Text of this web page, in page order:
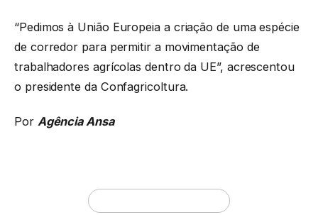
“Pedimos à União Europeia a criação de uma espécie
de corredor para permitir a movimentação de
trabalhadores agrícolas dentro da UE”, acrescentou
o presidente da Confagricoltura.
Por Agência Ansa